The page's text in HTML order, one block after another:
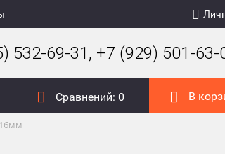
532-69-31, +7 (929) 501-63-
Сравнений: 0 В